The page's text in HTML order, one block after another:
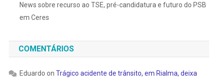
News sobre recurso ao TSE, pré-candidatura e futuro do PSB
em Ceres
COMENTÁRIOS
Eduardo on Trágico acidente de trânsito, em Rialma, deixa